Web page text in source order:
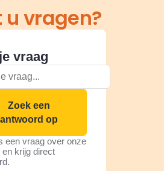
u vragen?
vraag
Zoek een
antwoord op
een vraag over onze
krijg direct